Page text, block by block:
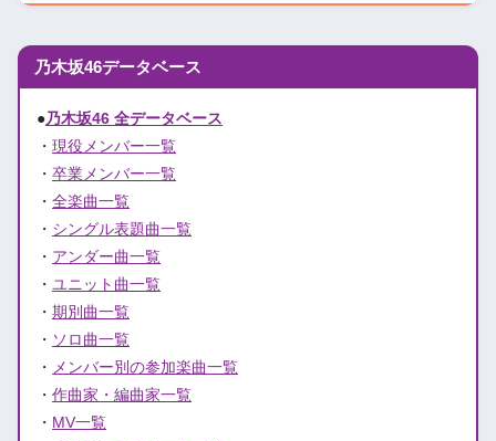
乃木坂46データベース
●乃木坂46 全データベース
・現役メンバー一覧
・卒業メンバー一覧
・全楽曲一覧
・ シングル表題曲一覧
・ アンダー曲一覧
・ユニット曲一覧
・期別曲一覧
・ ソロ曲一覧
・ メンバー別の参加楽曲一覧
・作曲家・編曲家一覧
・ MV一覧